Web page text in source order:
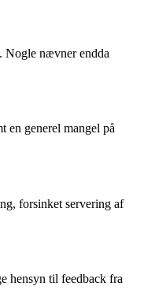
Nogle nævner endda
en generel mangel på
forsinket servering af
hensyn til feedback fra